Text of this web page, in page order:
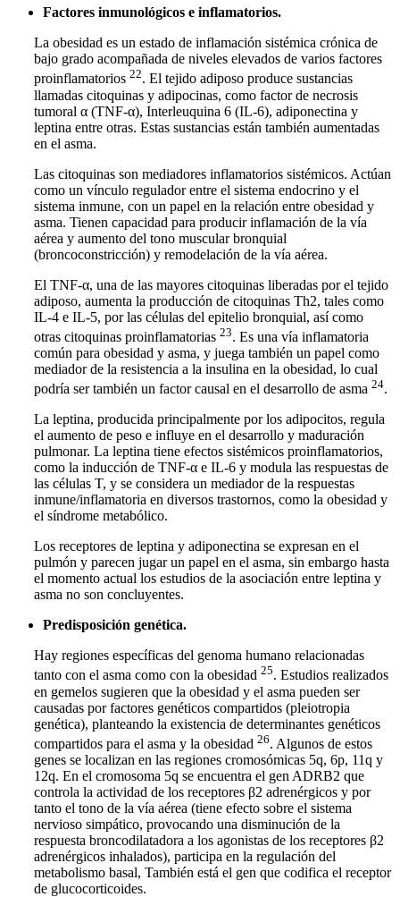
Factores inmunológicos e inflamatorios.
La obesidad es un estado de inflamación sistémica crónica de
bajo grado acompañada de niveles elevados de varios factores
proinflamatorios 22. El tejido adiposo produce sustancias
llamadas citoquinas y adipocinas, como factor de necrosis
tumoral α (TNF-α), Interleuquina 6 (IL-6), adiponectina y
leptina entre otras. Estas sustancias están también aumentadas
en el asma.
Las citoquinas son mediadores inflamatorios sistémicos. Actúan
como un vínculo regulador entre el sistema endocrino y el
sistema inmune, con un papel en la relación entre obesidad y
asma. Tienen capacidad para producir inflamación de la vía
aérea y aumento del tono muscular bronquial
(broncoconstricción) y remodelación de la vía aérea.
El TNF-α, una de las mayores citoquinas liberadas por el tejido
adiposo, aumenta la producción de citoquinas Th2, tales como
IL-4 e IL-5, por las células del epitelio bronquial, así como
otras citoquinas proinflamatorias 23. Es una vía inflamatoria
común para obesidad y asma, y juega también un papel como
mediador de la resistencia a la insulina en la obesidad, lo cual
podría ser también un factor causal en el desarrollo de asma 24.
La leptina, producida principalmente por los adipocitos, regula
el aumento de peso e influye en el desarrollo y maduración
pulmonar. La leptina tiene efectos sistémicos proinflamatorios,
como la inducción de TNF-α e IL-6 y modula las respuestas de
las células T, y se considera un mediador de la respuestas
inmune/inflamatoria en diversos trastornos, como la obesidad y
el síndrome metabólico.
Los receptores de leptina y adiponectina se expresan en el
pulmón y parecen jugar un papel en el asma, sin embargo hasta
el momento actual los estudios de la asociación entre leptina y
asma no son concluyentes.
Predisposición genética.
Hay regiones específicas del genoma humano relacionadas
tanto con el asma como con la obesidad 25. Estudios realizados
en gemelos sugieren que la obesidad y el asma pueden ser
causadas por factores genéticos compartidos (pleiotropia
genética), planteando la existencia de determinantes genéticos
compartidos para el asma y la obesidad 26. Algunos de estos
genes se localizan en las regiones cromosómicas 5q, 6p, 11q y
12q. En el cromosoma 5q se encuentra el gen ADRB2 que
controla la actividad de los receptores β2 adrenérgicos y por
tanto el tono de la vía aérea (tiene efecto sobre el sistema
nervioso simpático, provocando una disminución de la
respuesta broncodilatadora a los agonistas de los receptores β2
adrenérgicos inhalados), participa en la regulación del
metabolismo basal, También está el gen que codifica el receptor
de glucocorticoides.